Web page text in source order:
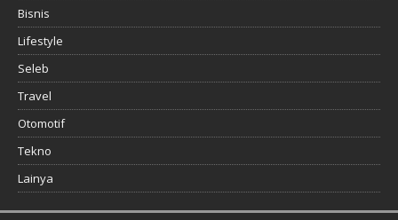
Bisnis
Lifestyle
Seleb
Travel
Otomotif
Tekno
Lainya